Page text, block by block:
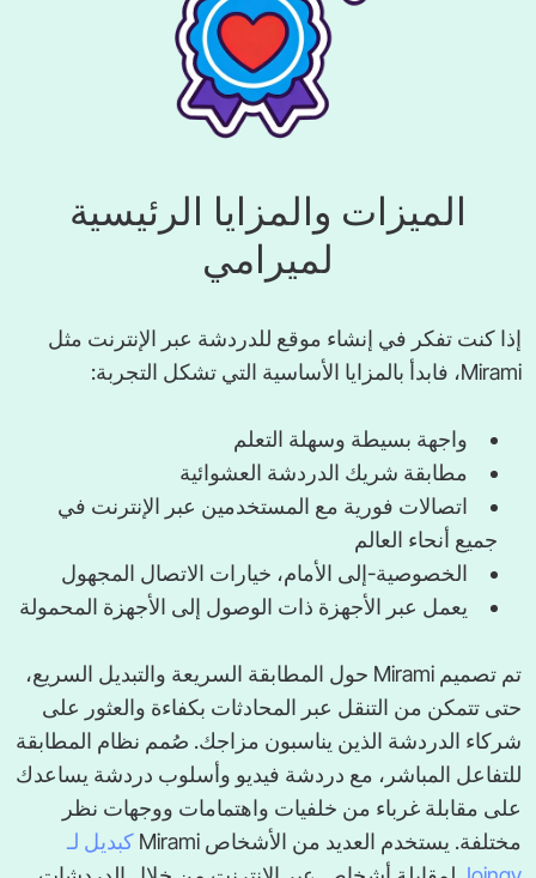
الميزات والمزايا الرئيسية
لميرامي
إذا كنت تفكر في إنشاء موقع للدردشة عبر الإنترنت مثل
Mirami، فابدأ بالمزايا الأساسية التي تشكل التجربة:
واجهة بسيطة وسهلة التعلم
مطابقة شريك الدردشة العشوائية
اتصالات فورية مع المستخدمين عبر الإنترنت في
جميع أنحاء العالم
الخصوصية-إلى الأمام، خيارات الاتصال المجهول
يعمل عبر الأجهزة ذات الوصول إلى الأجهزة المحمولة
تم تصميم Mirami حول المطابقة السريعة والتبديل السريع،
حتى تتمكن من التنقل عبر المحادثات بكفاءة والعثور على
شركاء الدردشة الذين يناسبون مزاجك. صُمم نظام المطابقة
للتفاعل المباشر، مع دردشة فيديو وأسلوب دردشة يساعدك
على مقابلة غرباء من خلفيات واهتمامات ووجهات نظر
مختلفة. يستخدم العديد من الأشخاص Mirami
كبديل لـ